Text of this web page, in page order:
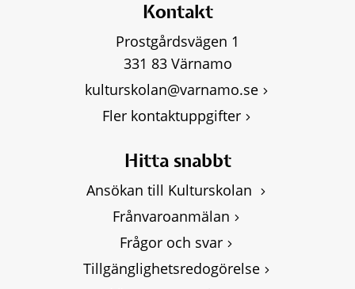
Kontakt
Prostgårdsvägen 1
331 83 Värnamo
kulturskolan@varnamo.se
Fler kontaktuppgifter
Hitta snabbt
Ansökan till Kulturskolan
Frånvaroanmälan
Frågor och svar
Tillgänglighetsredogörelse